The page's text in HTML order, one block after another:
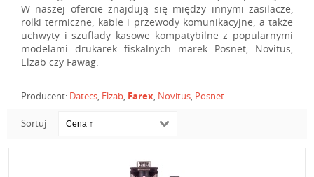
W naszej ofercie znajdują się między innymi zasilacze,
rolki termiczne, kable i przewody komunikacyjne, a także
uchwyty i szuflady kasowe kompatybilne z popularnymi
modelami drukarek fiskalnych marek Posnet, Novitus,
Elzab czy Fawag.
Producent: Datecs, Elzab, Farex, Novitus, Posnet
Sortuj